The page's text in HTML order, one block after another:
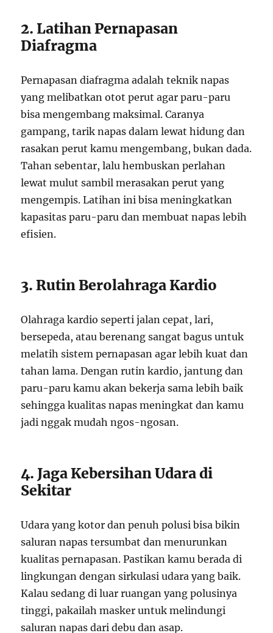
2. Latihan Pernapasan
Diafragma
Pernapasan diafragma adalah teknik napas
yang melibatkan otot perut agar paru-paru
bisa mengembang maksimal. Caranya
gampang, tarik napas dalam lewat hidung dan
rasakan perut kamu mengembang, bukan dada.
Tahan sebentar, lalu hembuskan perlahan
lewat mulut sambil merasakan perut yang
mengempis. Latihan ini bisa meningkatkan
kapasitas paru-paru dan membuat napas lebih
efisien.
3. Rutin Berolahraga Kardio
Olahraga kardio seperti jalan cepat, lari,
bersepeda, atau berenang sangat bagus untuk
melatih sistem pernapasan agar lebih kuat dan
tahan lama. Dengan rutin kardio, jantung dan
paru-paru kamu akan bekerja sama lebih baik
sehingga kualitas napas meningkat dan kamu
jadi nggak mudah ngos-ngosan.
4. Jaga Kebersihan Udara di
Sekitar
Udara yang kotor dan penuh polusi bisa bikin
saluran napas tersumbat dan menurunkan
kualitas pernapasan. Pastikan kamu berada di
lingkungan dengan sirkulasi udara yang baik.
Kalau sedang di luar ruangan yang polusinya
tinggi, pakailah masker untuk melindungi
saluran napas dari debu dan asap.